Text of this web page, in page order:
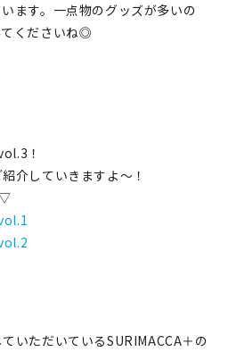
ます。一点物のグッズが多いの
てくださいね◎
！
介していきますよ～！
▽
いただいているSURIMACCA＋の